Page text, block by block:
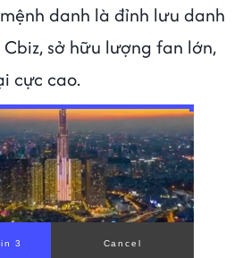
danh là đỉnh lưu danh
sở hữu lượng fan lớn,
cực cao.
/ 00:56